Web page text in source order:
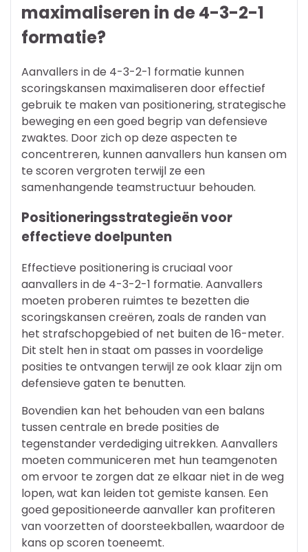
maximaliseren in de 4-3-2-1
formatie?
Aanvallers in de 4-3-2-1 formatie kunnen
scoringskansen maximaliseren door effectief
gebruik te maken van positionering, strategische
beweging en een goed begrip van defensieve
zwaktes. Door zich op deze aspecten te
concentreren, kunnen aanvallers hun kansen om
te scoren vergroten terwijl ze een
samenhangende teamstructuur behouden.
Positioneringsstrategieën voor
effectieve doelpunten
Effectieve positionering is cruciaal voor
aanvallers in de 4-3-2-1 formatie. Aanvallers
moeten proberen ruimtes te bezetten die
scoringskansen creëren, zoals de randen van
het strafschopgebied of net buiten de 16-meter.
Dit stelt hen in staat om passes in voordelige
posities te ontvangen terwijl ze ook klaar zijn om
defensieve gaten te benutten.
Bovendien kan het behouden van een balans
tussen centrale en brede posities de
tegenstander verdediging uitrekken. Aanvallers
moeten communiceren met hun teamgenoten
om ervoor te zorgen dat ze elkaar niet in de weg
lopen, wat kan leiden tot gemiste kansen. Een
goed gepositioneerde aanvaller kan profiteren
van voorzetten of doorsteekballen, waardoor de
kans op scoren toeneemt.